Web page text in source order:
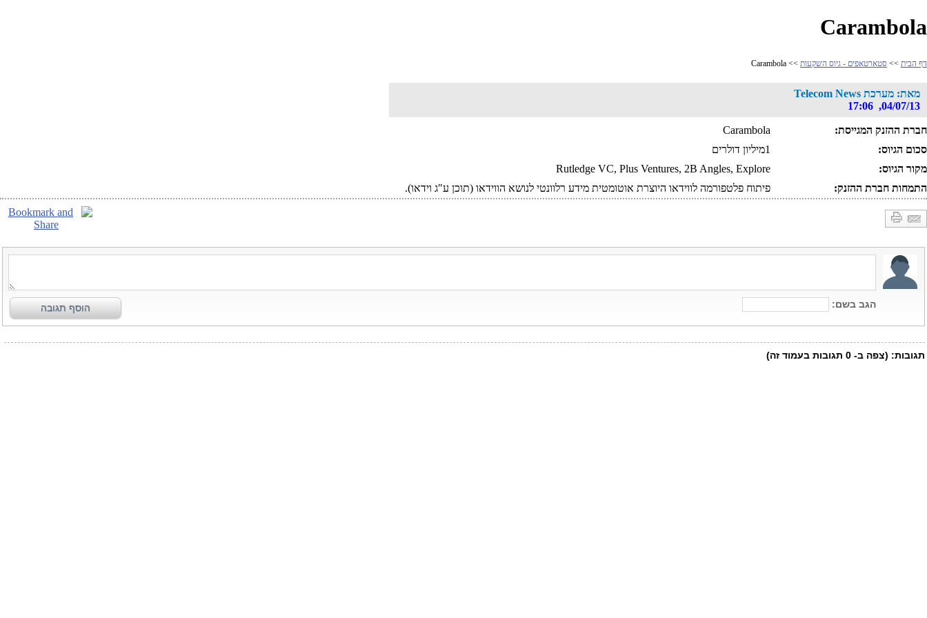
Carambola
דף הבית >> סטארטאפים - גיוס השקעות >> Carambola
מאת: מערכת Telecom News
04/07/13, 17:06
חברת ההזנק המגייסת:
Carambola
סכום הגיוס:
1מיליון דולרים
מקור הגיוס:
Rutledge VC, Plus Ventures, 2B Angles, Explore
התמחות חברת ההזנק:
פיתוח פלטפורמה לווידאו היוצרת אוטומטית מידע רלוונטי לנושא הווידאו (תוכן ע"ג וידאו).